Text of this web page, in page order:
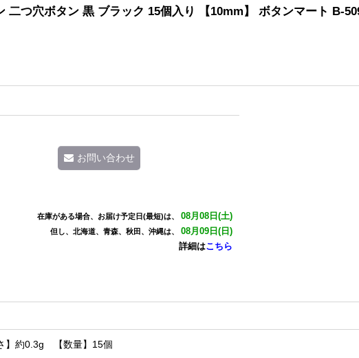
つ穴ボタン 黒 ブラック 15個入り 【10mm】 ボタンマート B-
在庫がある場合、お届け予定日(最短)は、 08月08日(土)
但し、北海道、青森、秋田、沖縄は、 08月09日(日)
詳細はこちら
お問い合わせ
】約0.3g 【数量】15個